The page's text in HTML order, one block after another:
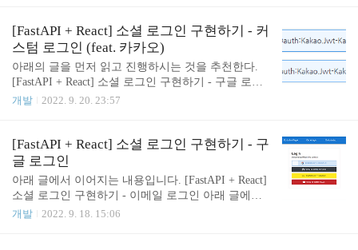
있지만 textContent는 그렇지 않습니다. 말 그..
래처럼 추가해줘도 마찬가지로 발생한다. @pytest.fix
ture(autouse=True) async def test_client(): client = Asyn
cMongoMockClient() await init_beanie(document_model
s=[TestModel], database=client.get_database(name="d
b")) 계속 발생하는 beanie.exceptions.Collect..
[FastAPI + React] 소셜 로그인 구현하기 - 커
스텀 로그인 (feat. 카카오)
아래의 글을 먼저 읽고 진행하시는 것을 추천한다.
[FastAPI + React] 소셜 로그인 구현하기 - 구글 로그
인 아래 글에서 이어지는 내용입니다. [FastAPI + Rea
구현하기 - 기본 환경 구축 들어가기 전에 Reac blog.j
oonas.io 들어가기 전에 Google, GitHub, Microsoft 등
은 FastAPI Users에서 친절하게 구현을 미리 해주었
습니다. 하지만 카카오와 같은 국내 기업들에 대한
로그인은 구현되어 있지 않다. 그래서 이 글에서는
클래스를 오버라이딩해서, 기존에 작성한 FastAPI Us
개발 2022. 9. 20. 23:57
[FastAPI + React] 소셜 로그인 구현하기 - 구
글 로그인
아래 글에서 이어지는 내용입니다. [FastAPI + React]
소셜 로그인 구현하기 - 이메일 로그인 아래 글에서
이어지는 내용이다. [FastAPI + React] 소셜 로그인 구
개발 2022. 9. 18. 15:06